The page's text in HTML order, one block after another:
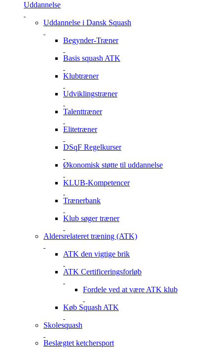
Uddannelse
Uddannelse i Dansk Squash
Begynder-Træner
Basis squash ATK
Klubtræner
Udviklingstræner
Talenttræner
Elitetræner
DSqF Regelkurser
Økonomisk støtte til uddannelse
KLUB-Kompetencer
Trænerbank
Klub søger træner
Aldersrelateret træning (ATK)
ATK den vigtige brik
ATK Certificeringsforløb
Fordele ved at være ATK klub
Køb Squash ATK
Skolesquash
Beslægtet ketchersport